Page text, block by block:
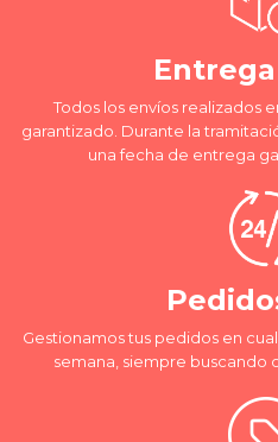
Todos los envíos realizados
garantizado. Durante la
una fecha de entrega
Gestionamos tus pedidos en
semana, siempre buscando